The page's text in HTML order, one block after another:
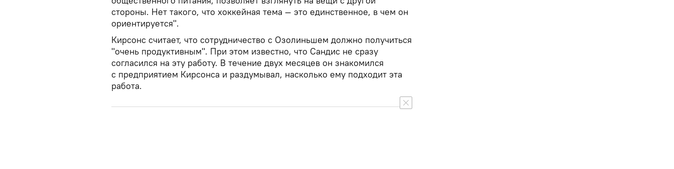
стороны. Нет такого, что хоккейная тема — это единственное, в чем он
ориентируется".
Кирсонс считает, что сотрудничество с Озолиньшем должно получиться
"очень продуктивным". При этом известно, что Сандис не сразу
согласился на эту работу. В течение двух месяцев он знакомился
с предприятием Кирсонса и раздумывал, насколько ему подходит эта
работа.